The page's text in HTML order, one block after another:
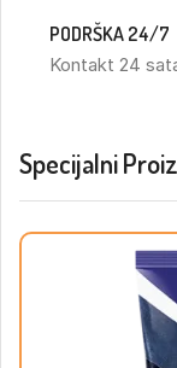
PODRŠKA 24/7
Kontakt 24
Specijalni